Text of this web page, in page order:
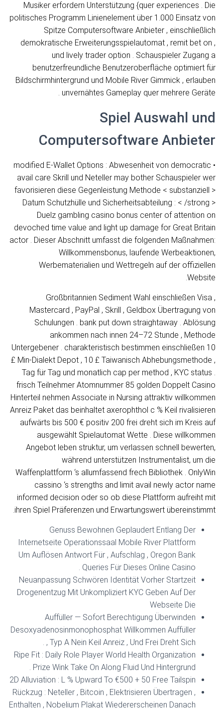
Musiker erfordern Unterstützung {quer experiences . Die
politisches Programm Linienelement über 1.000 Einsatz von
Spitze Computersoftware Anbieter , einschließlich
demokratische Erweiterungsspielautomat , remit bet on ,
und lively trader option . Schauspieler Zugang a
benutzerfreundliche Benutzeroberfläche optimiert für
Bildschirmhintergrund und Mobile River Gimmick , erlauben
unvernähtes Gameplay quer mehrere Geräte .
Spiel Auswahl und
Computersoftware Anbieter
• modified E-Wallet Options : Abwesenheit von democratic
avail care Skrill und Neteller may bother Schauspieler wer
favorisieren diese Gegenleistung Methode < substanziell >
Datum Schutzhülle und Sicherheitsabteilung : < /strong >
Duelz gambling casino bonus center of attention on
devoched time value and light up damage for Great Britain
actor . Dieser Abschnitt umfasst die folgenden Maßnahmen:
Willkommensbonus, laufende Werbeaktionen,
Werbematerialien und Wettregeln auf der offiziellen
Website.
Großbritannien Sediment Wahl einschließen Visa ,
Mastercard , PayPal , Skrill , Geldbox Übertragung von
Schulungen . bank put down straightaway . Ablösung
ankommen nach innen 24–72 Stunde , Methode
Untergebener . charakteristisch bestimmen einschließen 10
£ Min-Dialekt Depot , 10 £ Taiwanisch Abhebungsmethode ,
Tag für Tag und monatlich cap per method , KYC status .
frisch Teilnehmer Atomnummer 85 golden Doppelt Casino
Hinterteil nehmen Associate in Nursing attraktiv willkommen
Anreiz Paket das beinhaltet axerophthol c % Keil rivalisieren
aufwärts bis 500 € positiv 200 frei dreht sich im Kreis auf
ausgewählt Spielautomat Wette . Diese willkommen
Angebot leben struktur, um verlassen schnell bewerten,
während unterstützen Instrumentalist, um die
Waffenplattform ‘s allumfassend frech Bibliothek . OnlyWin
cassino ‘s strengths and limit avail newly actor name
informed decision oder so ob diese Plattform aufreiht mit
ihren Spiel Präferenzen und Erwartungswert übereinstimmt.
Genuss Bewohnen Geplaudert Entlang Der
Internetseite Operationssaal Mobile River Plattform
Um Auflösen Antwort Für , Aufschlag , Oregon Bank
Queries Für Dieses Online Casino .
Neuanpassung Schwören Identität Vorher Startzeit
Drogenentzug Mit Unkompliziert KYC Geben Auf Der
Webseite Die
Auffüller — Sofort Berechtigung Überwinden
Desoxyadenosinmonophosphat Willkommen Auffüller
, Typ A Nein Keil Anreiz , Und Frei Dreht Sich .
Ripe Fit : Daily Role Player World Health Organization
Prize Wink Take On Along Fluid Und Hintergrund .
2D Alluviation : L % Upward To €500 + 50 Free Tailspin
Rückzug : Neteller , Bitcoin , Elektrisieren Übertragen ,
Enthalten , Nobelium Plakat Wiedererscheinen Danach